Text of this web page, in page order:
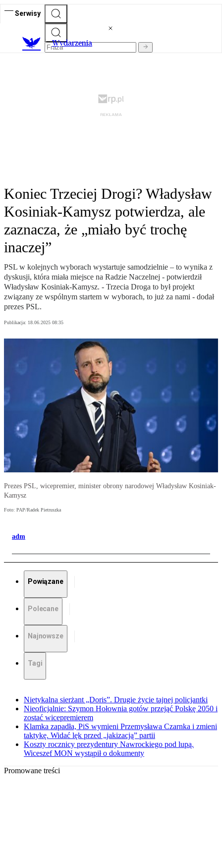
Serwisy
Wydarzenia
Koniec Trzeciej Drogi? Władysław
Kosiniak-Kamysz potwierdza, ale
zaznacza, że „miało być trochę
inaczej”
PSL w kolejnych wyborach wystartuje samodzielnie – to wynika z
dyskusji, która miała miejsce na Radzie Naczelnej - potwierdził
Władysław Kosiniak-Kamysz. - Trzecia Droga to był projekt
związany ze wspólnym startem w wyborach, to już za nami - dodał
prezes PSL.
Publikacja: 18.06.2025 08:35
Prezes PSL, wicepremier, minister obrony narodowej Władysław Kosiniak-
Kamysz
Foto: PAP/Radek Pietruszka
adm
Powiązane
Polecane
Najnowsze
Tagi
Nietykalna sierżant „Doris”. Drugie życie tajnej policjantki
Nieoficjalnie: Szymon Hołownia gotów przejąć Polskę 2050 i
zostać wicepremierem
Klamka zapadła, PiS wymieni Przemysława Czarnka i zmieni
taktykę. Widać lęk przed „jakizacją” partii
Koszty rocznicy prezydentury Nawrockiego pod lupą.
Wiceszef MON wystąpił o dokumenty
Promowane treści